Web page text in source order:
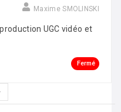
Maxime SMOLINSKI
UGC vidéo et
Fermé